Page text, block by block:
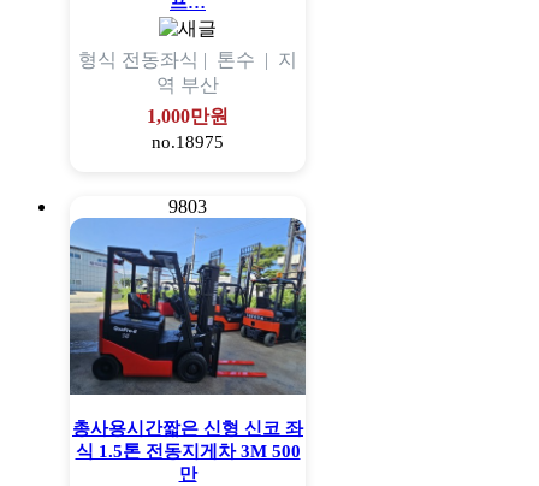
형식 전동좌식 | 톤수 | 지
역 부산
1,000만원
no.18975
9803
총사용시간짧은 신형 신코 좌
식 1.5톤 전동지게차 3M 500
만